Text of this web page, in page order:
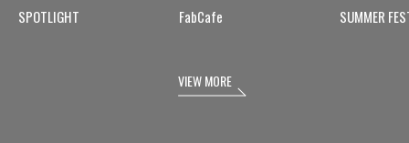
SPOTLIGHT FabCafe SUMMER
VIEW MORE